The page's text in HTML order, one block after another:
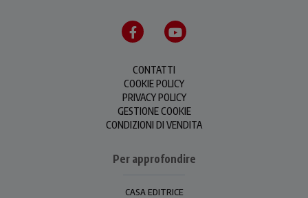
CONTATTI
COOKIE POLICY
PRIVACY POLICY
GESTIONE COOKIE
CONDIZIONI DI VENDITA
Per approfondire
CASA EDITRICE